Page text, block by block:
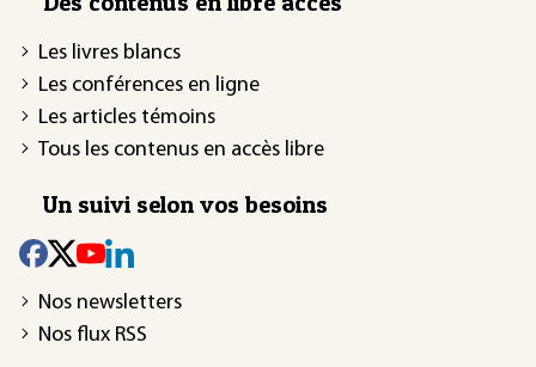
Les livres blancs
Les conférences en ligne
Les articles témoins
Tous les contenus en accès libre
Un suivi selon vos besoins
Nos newsletters
Nos flux RSS